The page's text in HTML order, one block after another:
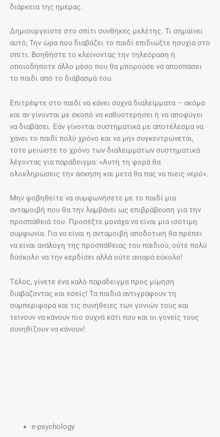
διάρκεια της ημέρας.
Δημιουργείστε στο σπίτι συνθήκες μελέτης. Τι σημαίνει
αυτό; Την ώρα που διαβάζει το παιδί επιδιώξτε ησυχία στο
σπίτι. Βοηθήστε το κλείνοντας την τηλεόραση ή
οποιοδήποτε άλλο μέσο που θα μπορούσε να αποσπάσει
το παιδί από το διάβασμά του.
Επιτρέψτε στο παιδί να κάνει συχνά διαλείμματα – ακόμα
και αν γίνονται με σκοπό να καθυστερήσει ή να αποφύγει
να διαβάσει. Εάν γίνονται συστηματικά με αποτέλεσμα να
χάνει το παιδί πολύ χρόνο και να μην συγκεντρώνεται,
τότε μειώστε το χρόνο των διαλειμμάτων συστηματικά
λέγοντας για παράδειγμα: «Αυτή τη φορά θα
ολοκληρώσεις την άσκηση και μετά θα πας να πιεις νερό».
Μην φοβηθείτε να συμφωνήσετε με το παιδί μια
ανταμοιβή που θα την λαμβάνει ως επιβράβευση για την
προσπάθειά του. Προσέξτε μονάχα να είναι μια ισότιμη
συμφωνία. Για να είναι η ανταμοιβή αποδοτική θα πρέπει
να είναι ανάλογη της προσπάθειας του παιδιού, ούτε πολύ
δύσκολο να την κερδίσει αλλά ούτε ανιαρά εύκολο!
Τέλος, γίνετε ένα καλό παράδειγμα προς μίμηση
διαβάζοντας και εσείς! Τα παιδιά αντιγράφουν τη
συμπεριφορά και τις συνήθειες των γονιών τους και
τείνουν να κάνουν πιο συχνά κάτι που και οι γονείς τους
συνηθίζουν να κάνουν!
e-psychology